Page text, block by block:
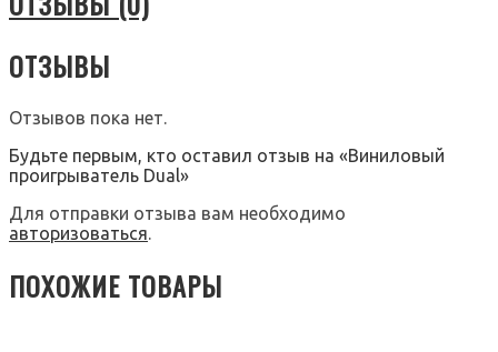
ОТЗЫВЫ
Отзывов пока нет.
Будьте первым, кто оставил отзыв на «Виниловый
проигрыватель Dual»
Для отправки отзыва вам необходимо
авторизоваться.
ПОХОЖИЕ ТОВАРЫ